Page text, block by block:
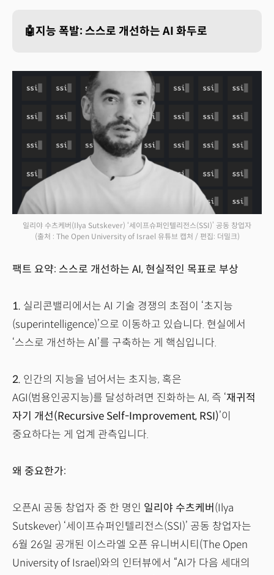
🤖지능 폭발: 스스로 개선하는 AI 화두로
일리야 수츠케버(Ilya Sutskever) ‘세이프슈퍼인텔리전스(SSI)’ 공동 창업자
(출처 : The Open University of Israel 유튜브 캡처 / 편집: 더밀크)
팩트 요약: 스스로 개선하는 AI, 현실적인 목표로 부상
1. 실리콘밸리에서는 AI 기술 경쟁의 초점이 ‘초지능
(superintelligence)’으로 이동하고 있습니다. 현실에서
‘스스로 개선하는 AI’를 구축하는 게 핵심입니다.
2. 인간의 지능을 넘어서는 초지능, 혹은
AGI(범용인공지능)를 달성하려면 진화하는 AI, 즉 ‘재귀적
자기 개선(Recursive Self-Improvement, RSI)’이
중요하다는 게 업계 관측입니다.
왜 중요한가:
오픈AI 공동 창업자 중 한 명인 일리야 수츠케버 (Ilya
Sutskever) ‘세이프슈퍼인텔리전스(SSI)’ 공동 창업자는
6월 26일 공개된 이스라엘 오픈 유니버시티(The Open
University of Israel)와의 인터뷰에서 “AI가 다음 세대의